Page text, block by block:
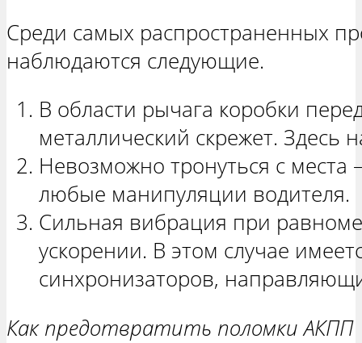
Среди самых распространенных
наблюдаются следующие.
В области рычага коробки
металлический скрежет. Здесь
Невозможно тронуться с
любые манипуляции водителя.
Сильная вибрация при
ускорении. В этом случае
синхронизаторов,
Как предотвратить поломки АКПП